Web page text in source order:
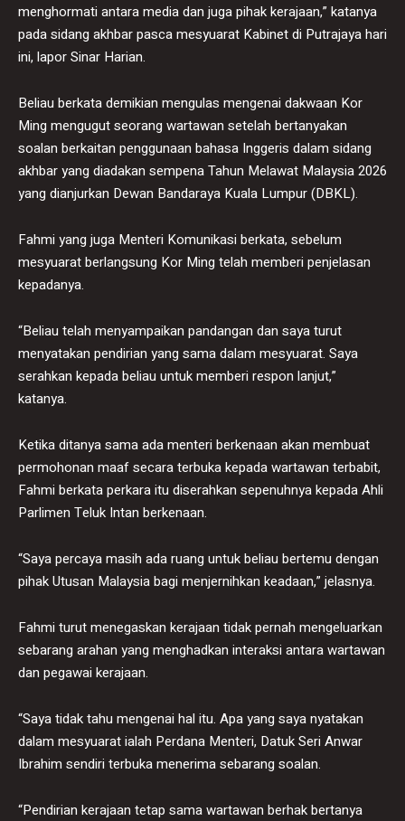
menghormati antara media dan juga pihak kerajaan,” katanya
pada sidang akhbar pasca mesyuarat Kabinet di Putrajaya hari
ini, lapor Sinar Harian.
Beliau berkata demikian mengulas mengenai dakwaan Kor
Ming mengugut seorang wartawan setelah bertanyakan
soalan berkaitan penggunaan bahasa Inggeris dalam sidang
akhbar yang diadakan sempena Tahun Melawat Malaysia 2026
yang dianjurkan Dewan Bandaraya Kuala Lumpur (DBKL).
Fahmi yang juga Menteri Komunikasi berkata, sebelum
mesyuarat berlangsung Kor Ming telah memberi penjelasan
kepadanya.
“Beliau telah menyampaikan pandangan dan saya turut
menyatakan pendirian yang sama dalam mesyuarat. Saya
serahkan kepada beliau untuk memberi respon lanjut,”
katanya.
Ketika ditanya sama ada menteri berkenaan akan membuat
permohonan maaf secara terbuka kepada wartawan terbabit,
Fahmi berkata perkara itu diserahkan sepenuhnya kepada Ahli
Parlimen Teluk Intan berkenaan.
“Saya percaya masih ada ruang untuk beliau bertemu dengan
pihak Utusan Malaysia bagi menjernihkan keadaan,” jelasnya.
Fahmi turut menegaskan kerajaan tidak pernah mengeluarkan
sebarang arahan yang menghadkan interaksi antara wartawan
dan pegawai kerajaan.
“Saya tidak tahu mengenai hal itu. Apa yang saya nyatakan
dalam mesyuarat ialah Perdana Menteri, Datuk Seri Anwar
Ibrahim sendiri terbuka menerima sebarang soalan.
“Pendirian kerajaan tetap sama wartawan berhak bertanya